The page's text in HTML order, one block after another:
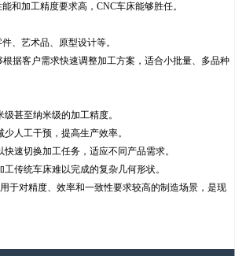
和加工精度要求高，CNC车床能够胜任。
、艺术品、原型设计等。
据客户需求快速调整加工方案，适合小批量、多品种
甚至纳米级的加工精度。
人工干预，提高生产效率。
速切换加工任务，适应不同产品需求。
传统车床难以完成的复杂几何形状。
于对精度、效率和一致性要求较高的制造场景，是现